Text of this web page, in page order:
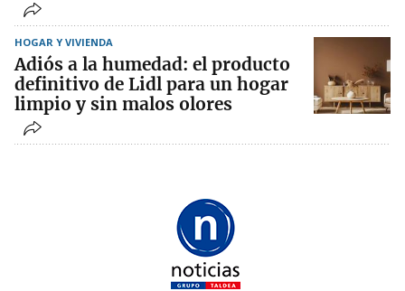
HOGAR Y VIVIENDA
Adiós a la humedad: el producto
definitivo de Lidl para un hogar
limpio y sin malos olores